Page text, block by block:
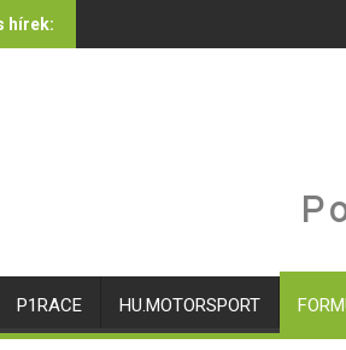
hírek:
P1RACE HU.MOTORSPORT